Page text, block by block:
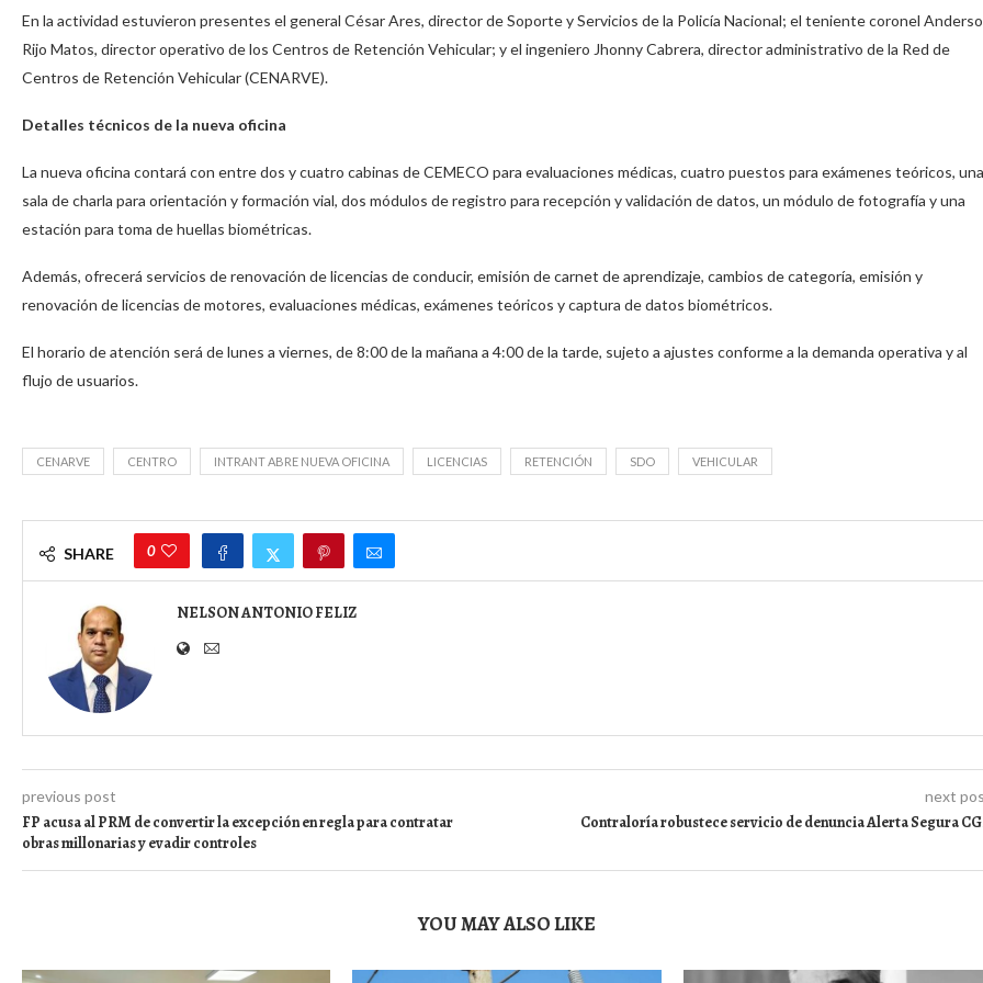
En la actividad estuvieron presentes el general César Ares, director de Soporte y Servicios de la Policía Nacional; el teniente coronel
Rijo Matos, director operativo de los Centros de Retención Vehicular; y el ingeniero Jhonny Cabrera, director administrativo de la Red de
Centros de Retención Vehicular (CENARVE).
Detalles técnicos de la nueva oficina
La nueva oficina contará con entre dos y cuatro cabinas de CEMECO para evaluaciones médicas, cuatro puestos para exámenes teóricos, una
sala de charla para orientación y formación vial, dos módulos de registro para recepción y validación de datos, un módulo de fotografía y una
estación para toma de huellas biométricas.
Además, ofrecerá servicios de renovación de licencias de conducir, emisión de carnet de aprendizaje, cambios de categoría, emisión y
renovación de licencias de motores, evaluaciones médicas, exámenes teóricos y captura de datos biométricos.
El horario de atención será de lunes a viernes, de 8:00 de la mañana a 4:00 de la tarde, sujeto a ajustes conforme a la demanda operativa y al
flujo de usuarios.
CENARVE CENTRO INTRANT ABRE NUEVA OFICINA LICENCIAS RETENCIÓN SDO VEHICULAR
SHARE 0
NELSON ANTONIO FELIZ
previous post
FP acusa al PRM de convertir la excepción en regla para contratar
obras millonarias y evadir controles
next
Contraloría robustece servicio de denuncia Alerta Segura
YOU MAY ALSO LIKE